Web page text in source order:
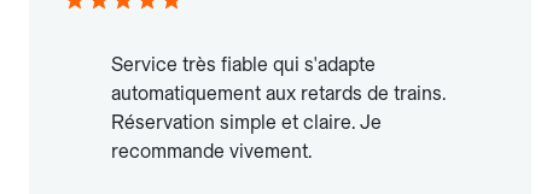
Service très fiable qui s'adapte
automatiquement aux retards de trains.
Réservation simple et claire. Je
recommande vivement.